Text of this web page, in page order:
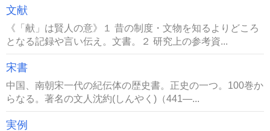
文献
《「献」は賢人の意》１ 昔の制度・文物を知るよりどころ
となる記録や言い伝え。文書。２ 研究上の参考資...
宋書
中国、南朝宋一代の紀伝体の歴史書。正史の一つ。100巻か
らなる。著名の文人沈約(しんやく)（441―...
実例